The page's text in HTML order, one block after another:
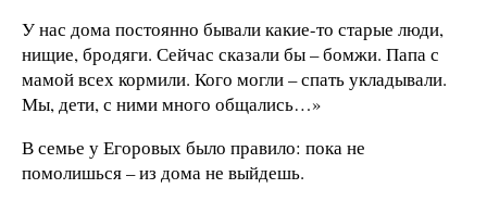
У нас дома постоянно бывали какие-то старые люди,
нищие, бродяги. Сейчас сказали бы – бомжи. Папа с
мамой всех кормили. Кого могли – спать укладывали.
Мы, дети, с ними много общались…»
В семье у Егоровых было правило: пока не
помолишься – из дома не выйдешь.